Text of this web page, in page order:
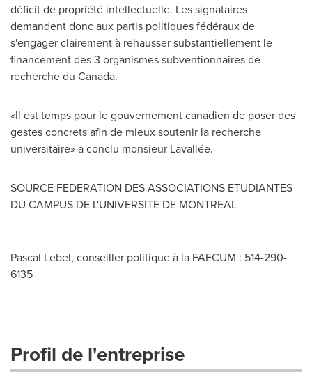
déficit de propriété intellectuelle. Les signataires
demandent donc aux partis politiques fédéraux de
s'engager clairement à rehausser substantiellement le
financement des 3 organismes subventionnaires de
recherche du Canada.
«Il est temps pour le gouvernement canadien de poser des
gestes concrets afin de mieux soutenir la recherche
universitaire» a conclu monsieur Lavallée.
SOURCE FEDERATION DES ASSOCIATIONS ETUDIANTES
DU CAMPUS DE L'UNIVERSITE DE MONTREAL
Pascal Lebel, conseiller politique à la FAECUM : 514-290-
6135
Profil de l'entreprise